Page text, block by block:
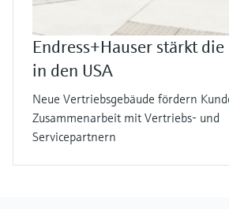
Endress+Hauser stärkt die
in den USA
Neue Vertriebsgebäude fördern
Zusammenarbeit mit Vertriebs- und
Servicepartnern